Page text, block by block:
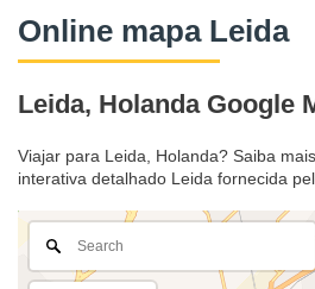
Online mapa Leida
Leida, Holanda Google
Viajar para Leida, Holanda? Saiba
interativa detalhado Leida fornecida